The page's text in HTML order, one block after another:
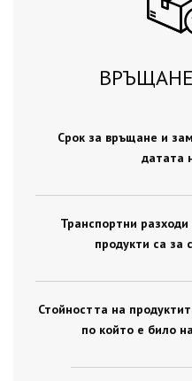
Срок за връщане и
датата
Транспортни
продукти са за
Стойността на
по който е било